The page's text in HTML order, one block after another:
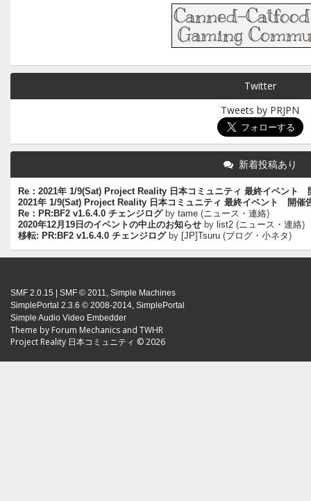
Twitter
Tweets by PRJPN
新着投稿あり
Re：2021年 1/9(Sat) Project Reality 日本コミュニティ 最終イベント
2021年 1/9(Sat) Project Reality 日本コミュニティ 最終イベント 開催
Re：PR:BF2 v1.6.4.0 チェンジログbytame (ニュース・連絡)
2020年12月19日のイベントの中止のお知らせ by list2 (ニュース・連絡)
移転: PR:BF2 v1.6.4.0 チェンジログby [JP]Tsuru (ブログ・小ネタ )
SMF 2.0.15 SMF © 2011, Simple Machines
SimplePortal 2.3.6 © 2008-2014, SimplePortal
Simple Audio Video Embedder
Theme by Forum Mechanics and TWHR
Project Reality 日本コミュニティ © 2026